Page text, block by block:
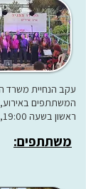
עקב הנחיית משרד
המשתתפים באירוע,
ראשון בשעה 19:00, סבב שני בשעה 21:00
משתתפים: